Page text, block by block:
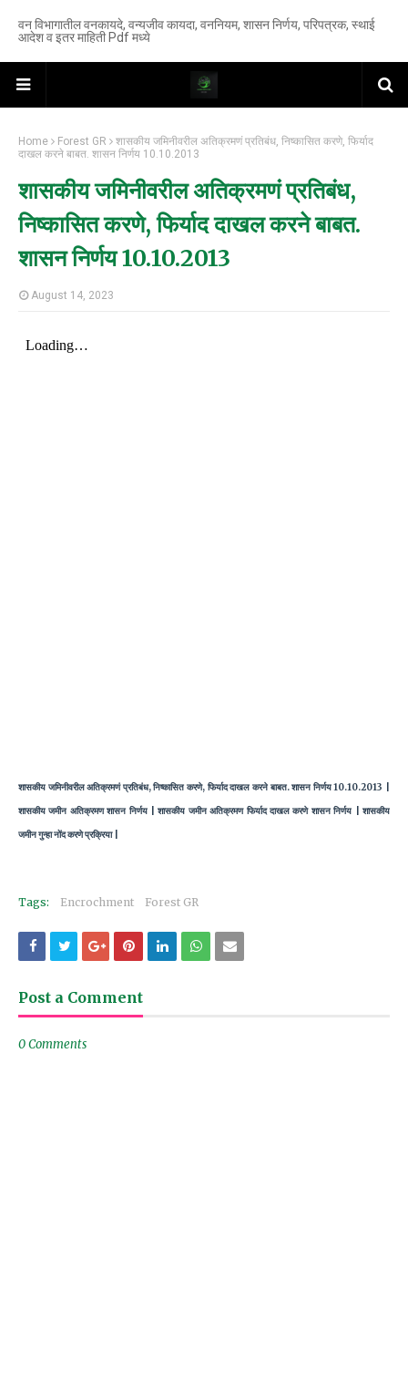
वन विभागातील वनकायदे, वन्यजीव कायदा, वननियम, शासन निर्णय, परिपत्रक, स्थाई
आदेश व इतर माहिती Pdf मध्ये
Home Forest GR
शासकीय जमिनीवरील अतिक्रमणं प्रतिबंध, निष्कासित करणे, फिर्याद
दाखल करने बाबत. शासन निर्णय 10.10.2013
शासकीय जमिनीवरील अतिक्रमणं प्रतिबंध,
निष्कासित करणे, फिर्याद दाखल करने बाबत.
शासन निर्णय 10.10.2013
August 14, 2023
शासकीय जमिनीवरील अतिक्रमणं प्रतिबंध, निष्कासित करणे, फिर्याद दाखल करने बाबत. शासन निर्णय 10.10.2013 |
शासकीय जमीन अतिक्रमण शासन निर्णय | शासकीय जमीन अतिक्रमण फिर्याद दाखल करणे शासन निर्णय | शासकीय
जमीन गुन्हा नोंद करणे प्रक्रिया |
Tags: Encrochment Forest GR
Post a Comment
0 Comments